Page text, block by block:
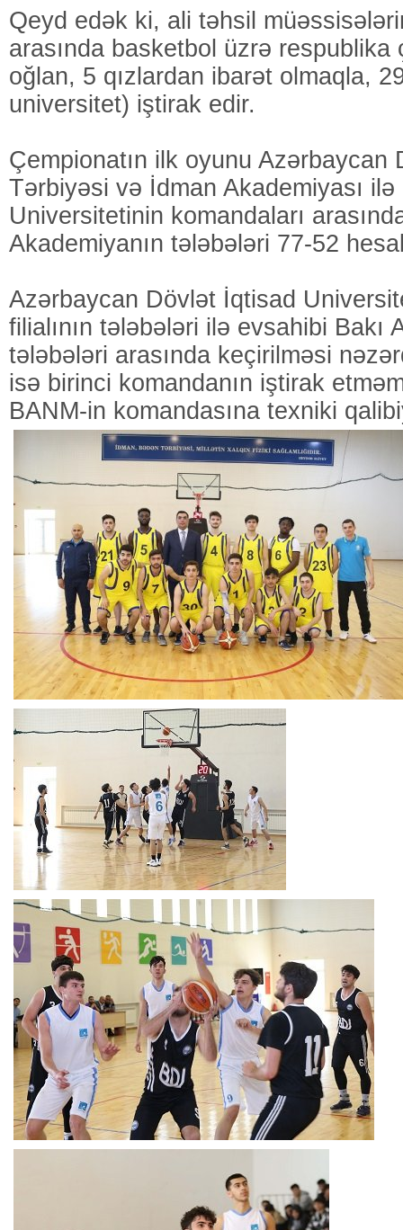
Qeyd edək ki, ali təhsil
arasında basketbol üzrə respublika
oğlan, 5 qızlardan ibarət olmaqla,
universitet) iştirak edir.
Çempionatın ilk oyunu Azərbaycan
Tərbiyəsi və İdman Akademiyası ilə
Universitetinin komandaları
Akademiyanın tələbələri 77-52
Azərbaycan Dövlət İqtisad
filialının tələbələri ilə evsahibi Bakı
tələbələri arasında keçirilməsi
isə birinci komandanın iştirak
BANM-in komandasına texniki